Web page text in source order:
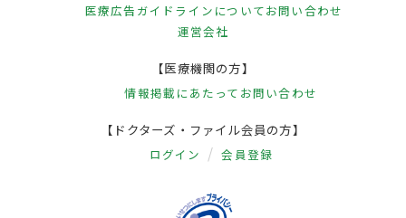
医療広告ガイドラインについてお問い合わせ
運営会社
【医療機関の方】
情報掲載にあたって お問い合わせ
【ドクターズ・ファイル会員の方】
ログイン 会員登録